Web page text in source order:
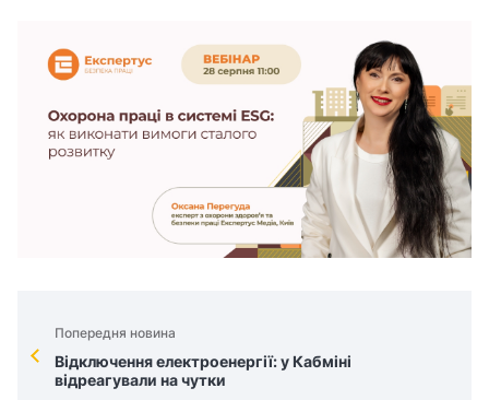
Попередня новина
Відключення електроенергії: у Кабміні
відреагували на чутки